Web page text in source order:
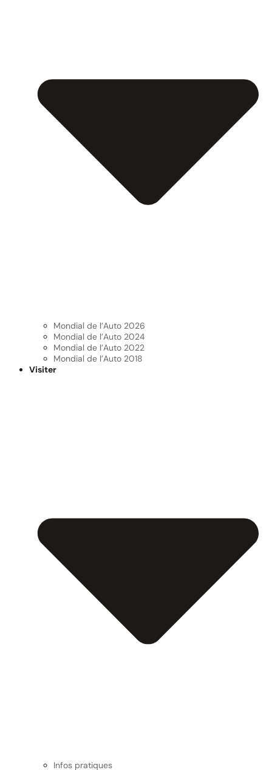
Mondial de l’Auto 2026
Mondial de l’Auto 2024
Mondial de l’Auto 2022
Mondial de l’Auto 2018
Visiter
Infos pratiques